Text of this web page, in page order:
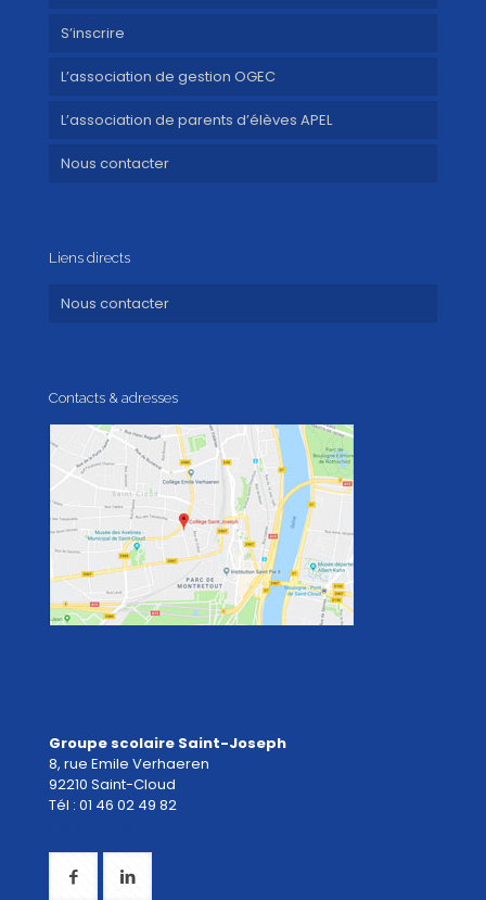
S’inscrire
L’association de gestion OGEC
L’association de parents d’élèves APEL
Nous contacter
Liens directs
Nous contacter
Contacts & adresses
Groupe scolaire Saint-Joseph
8, rue Emile Verhaeren
92210 Saint-Cloud
Tél : 01 46 02 49 82